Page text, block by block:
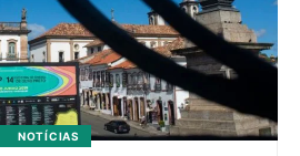
NOTÍCIAS